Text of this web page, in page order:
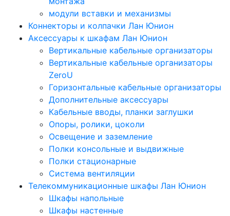
модули вставки и механизмы
Коннекторы и колпачки Лан Юнион
Аксессуары к шкафам Лан Юнион
Вертикальные кабельные организаторы
Вертикальные кабельные организаторы
ZeroU
Горизонтальные кабельные организаторы
Дополнительные аксессуары
Кабельные вводы, планки заглушки
Опоры, ролики, цоколи
Освещение и заземление
Полки консольные и выдвижные
Полки стационарные
Система вентиляции
Телекоммуникационные шкафы Лан Юнион
Шкафы напольные
Шкафы настенные